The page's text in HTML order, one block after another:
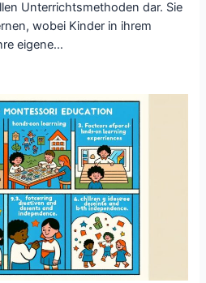
Unterrichtsmethoden dar. Sie
wobei Kinder in ihrem
eigene…